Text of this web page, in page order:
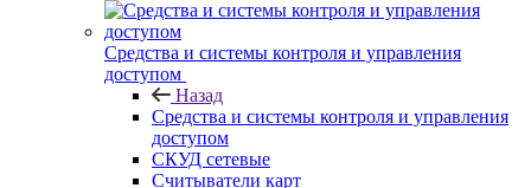
Средства и системы контроля и управления
доступом
Назад
Средства и системы контроля и управления
доступом
СКУД сетевые
Считыватели карт